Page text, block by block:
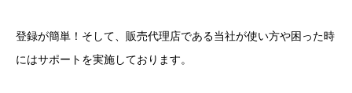
登録が簡単！そして、販売代理店である当社が使い方や困った時
にはサポートを実施しております。